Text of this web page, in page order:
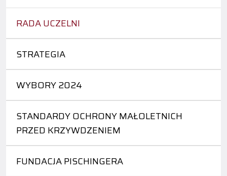
RADA UCZELNI
STRATEGIA
WYBORY 2024
STANDARDY OCHRONY MAŁOLETNICH
PRZED KRZYWDZENIEM
FUNDACJA PISCHINGERA